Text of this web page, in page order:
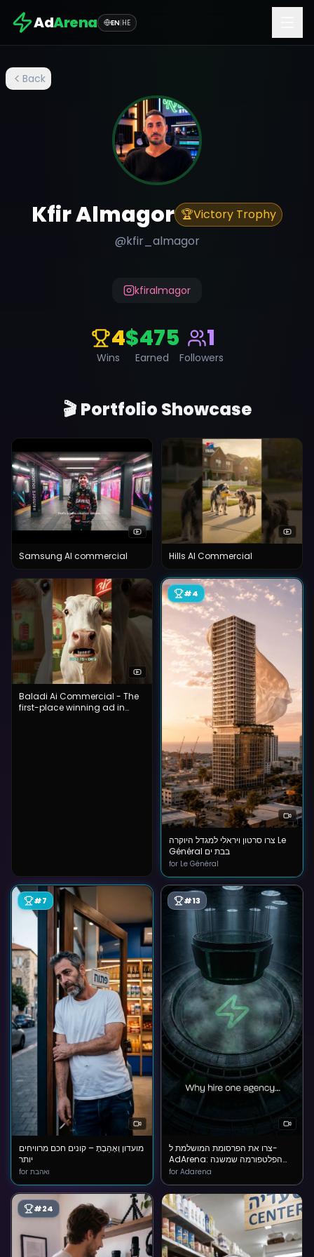
AdArena EN|HE
Back
Kfir Almagor 🏆Victory Trophy
@kfir_almagor
kfiralmagor
4
Wins
$475
Earned
1
Followers
🎬 Portfolio Showcase
Samsung AI commercial Hills AI Commercial
Baladi Ai Commercial - The
first-place winning ad in
#4
צרו סרטון ויראלי למגדל היוקרה Le
Général בבת ים
for Le Général
#7
מועדון וְאָהַבְתָּ – קונים חכם מרוויחים
יותר
for ואהבת
#13
צרו את הפרסומת המושלמת ל-
AdArena: הפלטפורמה שמשנה
את כללי המשחק
for Adarena
#24